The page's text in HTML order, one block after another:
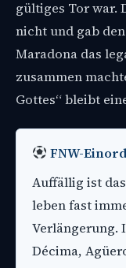
gültiges Tor war.
nicht und gab
Maradona das
zusammen
Gottes“ bleibt
FNW-
Auffällig ist
leben fast
Verlängerung.
Décima,